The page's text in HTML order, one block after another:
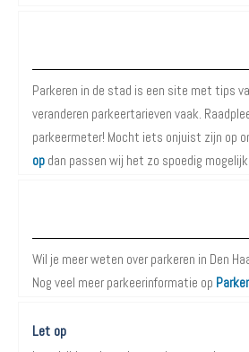
Parkeren in de stad is een site met tips
veranderen parkeertarieven vaak.
parkeermeter! Mocht iets onjuist zijn op
op dan passen wij het zo spoedig mogelijk
Wil je meer weten over parkeren in Den
Nog veel meer parkeerinformatie op
Let op